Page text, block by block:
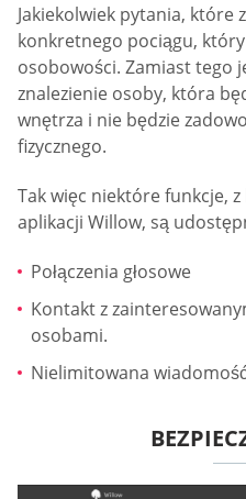
Jakiekolwiek pytania, które
konkretnego pociągu,
osobowości. Zamiast tego
znalezienie osoby, która
wnętrza i nie będzie
fizycznego.
Tak więc niektóre funkcje,
aplikacji Willow, są
Połączenia głosowe
Kontakt z
osobami.
Nielimitowana